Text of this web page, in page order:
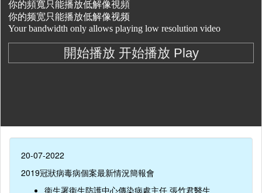
20-07-2022
2019冠狀病毒病個案最新情況簡報會
衞生署衞生防護中心傳染病處主任 張竹君醫生